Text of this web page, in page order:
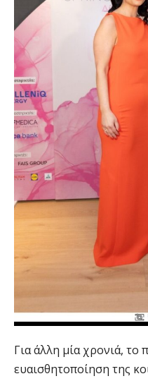
Για άλλη μία χρονιά, το
ευαισθητοποίηση της